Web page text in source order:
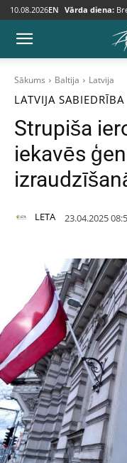
10.08.2026EN Vārda diena:
Sākums Baltija Latvija
LATVIJA SABIEDRĪBA
Strupiša
iekavēs
LETA 23.04.2025